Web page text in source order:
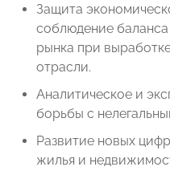
Защита
соблюдение баланса
рынка при
отрасли.
Аналитическое и
борьбы с
Развитие новых
жилья и